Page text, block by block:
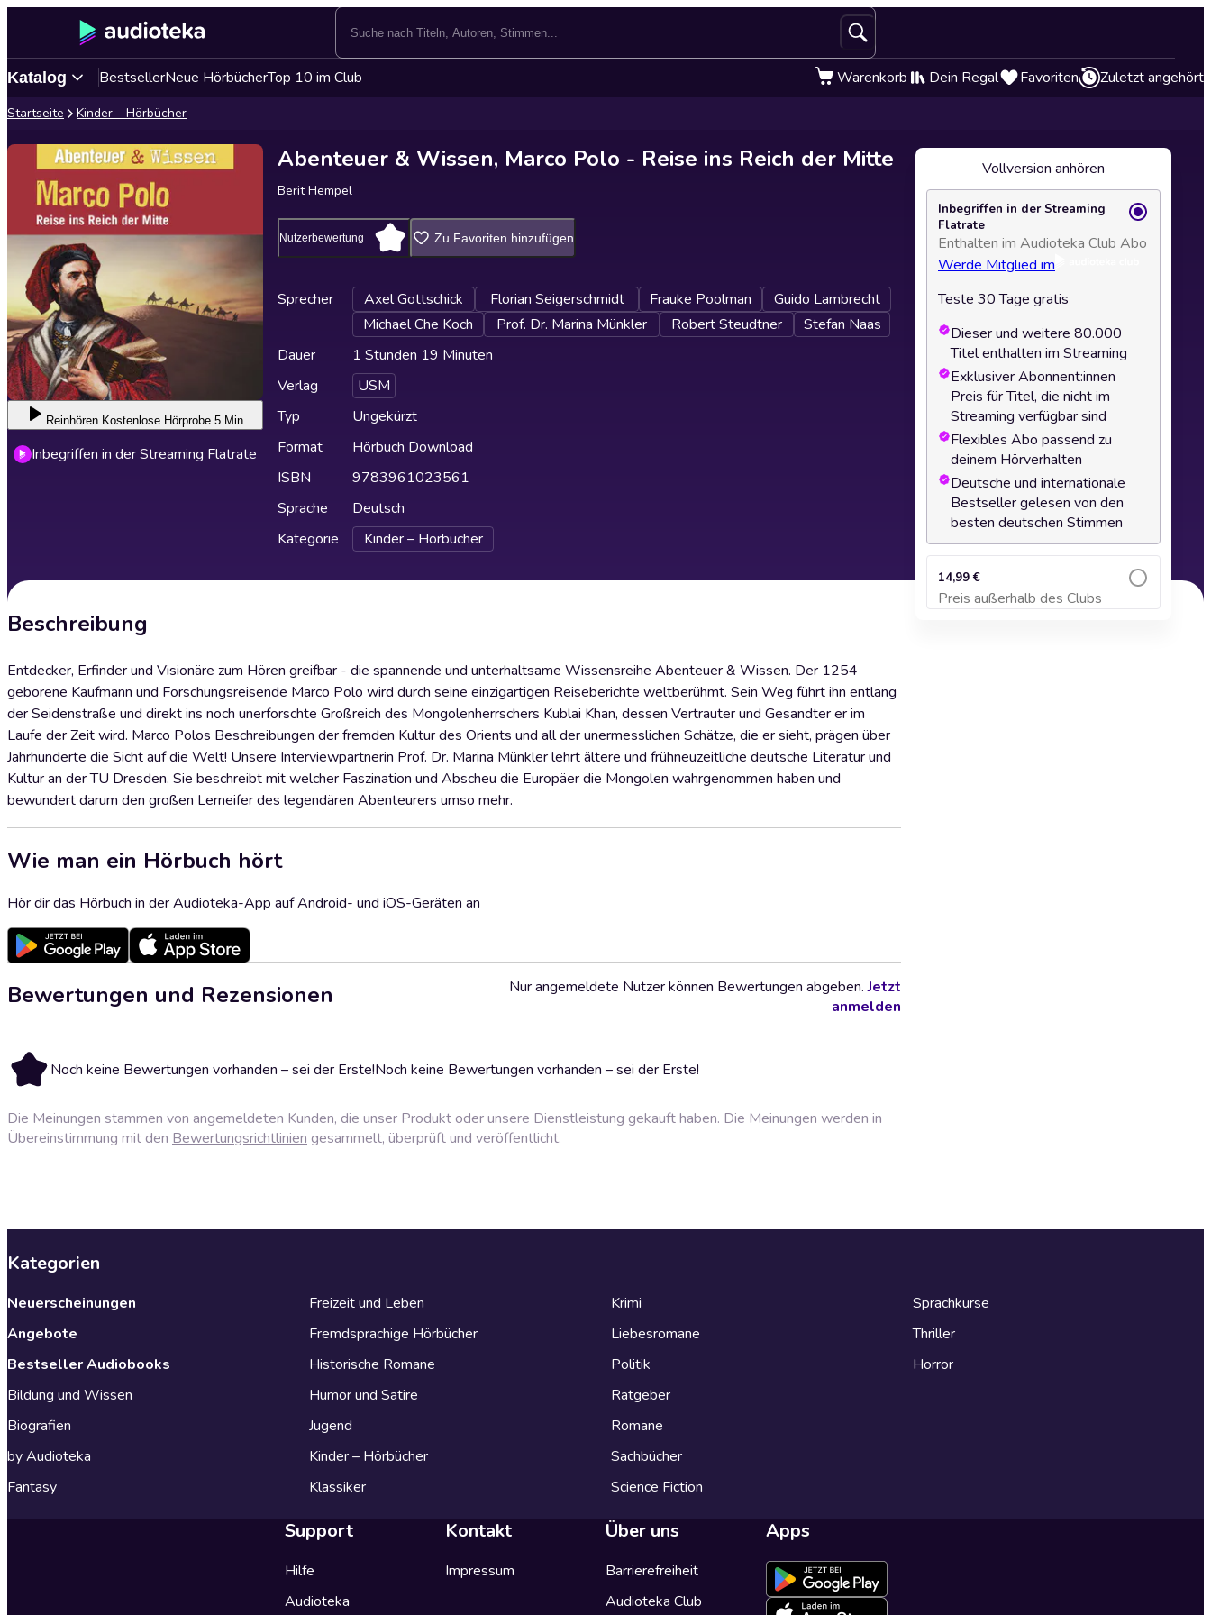
Katalog BestsellerNeue HörbücherTop 10 im Club Warenkorb Dein Regal Favoriten Zuletzt angehört
Startseite Kinder – Hörbücher
Reinhören Kostenlose Hörprobe 5 Min.
Inbegriffen in der Streaming Flatrate
Abenteuer & Wissen, Marco Polo - Reise ins Reich der Mitte
Berit Hempel
Nutzerbewertung Zu Favoriten hinzufügen
Sprecher Axel Gottschick Florian Seigerschmidt Frauke Poolman
Guido Lambrecht
Michael Che Koch
Prof. Dr. Marina Münkler Robert Steudtner
Stefan Naas
Dauer
1 Stunden 19 Minuten
Verlag
USM
Typ
Ungekürzt
Format
Hörbuch Download
ISBN
9783961023561
Sprache
Deutsch
Kategorie
Kinder – Hörbücher
Beschreibung
Entdecker, Erfinder und Visionäre zum Hören greifbar - die spannende und unterhaltsame Wissensreihe Abenteuer & Wissen. Der 1254
geborene Kaufmann und Forschungsreisende Marco Polo wird durch seine einzigartigen Reiseberichte weltberühmt. Sein Weg führt ihn entlang
der Seidenstraße und direkt ins noch unerforschte Großreich des Mongolenherrschers Kublai Khan, dessen Vertrauter und Gesandter er im
Laufe der Zeit wird. Marco Polos Beschreibungen der fremden Kultur des Orients und all der unermesslichen Schätze, die er sieht, prägen über
Jahrhunderte die Sicht auf die Welt! Unsere Interviewpartnerin Prof. Dr. Marina Münkler lehrt ältere und frühneuzeitliche deutsche Literatur und
Kultur an der TU Dresden. Sie beschreibt mit welcher Faszination und Abscheu die Europäer die Mongolen wahrgenommen haben und
bewundert darum den großen Lerneifer des legendären Abenteurers umso mehr.
Wie man ein Hörbuch hört
Hör dir das Hörbuch in der Audioteka-App auf Android- und iOS-Geräten an
Bewertungen und Rezensionen
Noch keine Bewertungen vorhanden – sei der Erste!Noch keine Bewertungen vorhanden – sei der Erste!
Nur angemeldete Nutzer können Bewertungen abgeben.Jetzt
anmelden
Die Meinungen stammen von angemeldeten Kunden, die unser Produkt oder unsere Dienstleistung gekauft haben. Die Meinungen werden in
Übereinstimmung mit den Bewertungsrichtlinien gesammelt, überprüft und veröffentlicht.
Vollversion anhören
Inbegriffen in der Streaming
Flatrate
Enthalten im Audioteka Club Abo
Werde Mitglied im
Teste 30 Tage gratis
Dieser und weitere 80.000
Titel enthalten im Streaming
Exklusiver Abonnent:innen
Preis für Titel, die nicht im
Streaming verfügbar sind
Flexibles Abo passend zu
deinem Hörverhalten
Deutsche und internationale
Bestseller gelesen von den
besten deutschen Stimmen
14,99 €
Preis außerhalb des Clubs
Zum Warenkorb hinzufügen
Kategorien
Neuerscheinungen
Angebote
Bestseller Audiobooks
Bildung und Wissen
Biografien
by Audioteka
Fantasy
Freizeit und Leben
Fremdsprachige Hörbücher
Historische Romane
Humor und Satire
Jugend
Kinder – Hörbücher
Klassiker
Krimi
Liebesromane
Politik
Ratgeber
Romane
Sachbücher
Science Fiction
Sprachkurse
Thriller
Horror
Support
Hilfe
Audioteka
Kontakt
Impressum
Über uns
Barrierefreiheit
Audioteka Club
Apps